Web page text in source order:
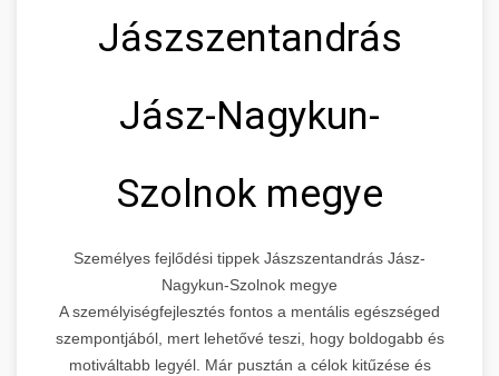
Jászszentandrás
Jász-Nagykun-
Szolnok megye
Személyes fejlődési tippek Jászszentandrás Jász-
Nagykun-Szolnok megye
A személyiségfejlesztés fontos a mentális egészséged
szempontjából, mert lehetővé teszi, hogy boldogabb és
motiváltabb legyél. Már pusztán a célok kitűzése és